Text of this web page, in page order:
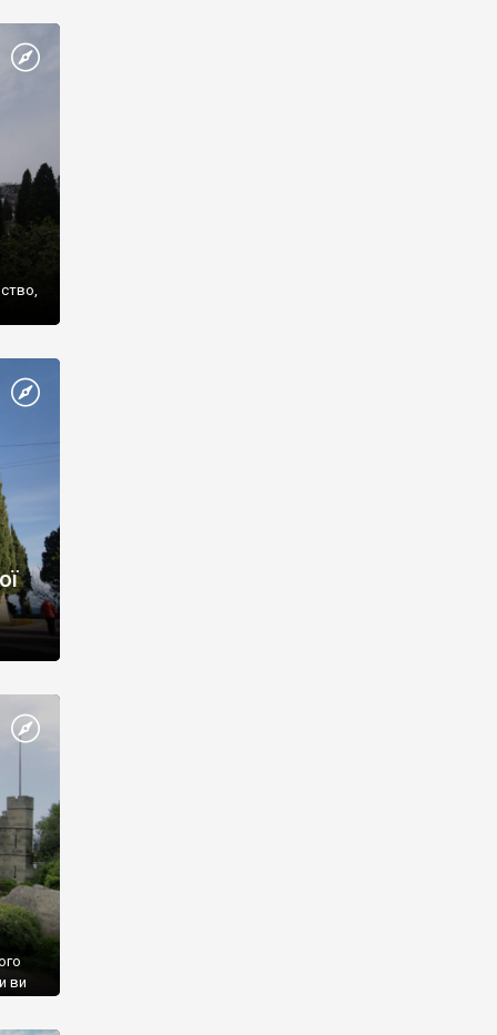
ви